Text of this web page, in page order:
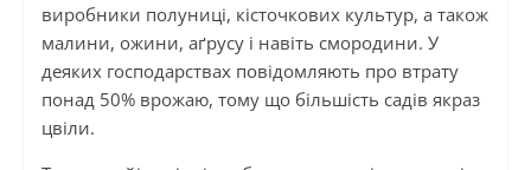
виробники полуниці, кісточкових культур, а також
малини, ожини, аґрусу і навіть смородини. У
деяких господарствах повідомляють про втрату
понад 50% врожаю, тому що більшість садів якраз
цвіли.